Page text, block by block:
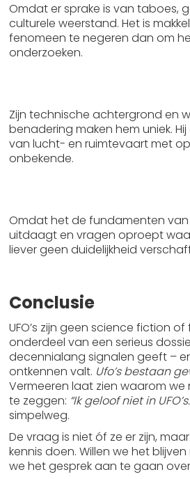
Omdat er sprake is van taboes,
culturele weerstand. Het is
fenomeen te negeren dan om
onderzoeken.
Zijn technische achtergrond en
benadering maken hem uniek.
van lucht- en ruimtevaart met
onbekende.
Omdat het de fundamenten
uitdaagt en vragen oproept
liever geen duidelijkheid
Conclusie
UFO’s zijn geen science fiction
onderdeel van een serieus
decennialang signalen geeft –
ontkennen valt. Ufo’s bestaan
Vermeeren laat zien waarom
te zeggen: “Ik geloof niet in
simpelweg.
De vraag is niet óf ze er zijn,
kennis doen. Willen we het
we het gesprek aan te gaan